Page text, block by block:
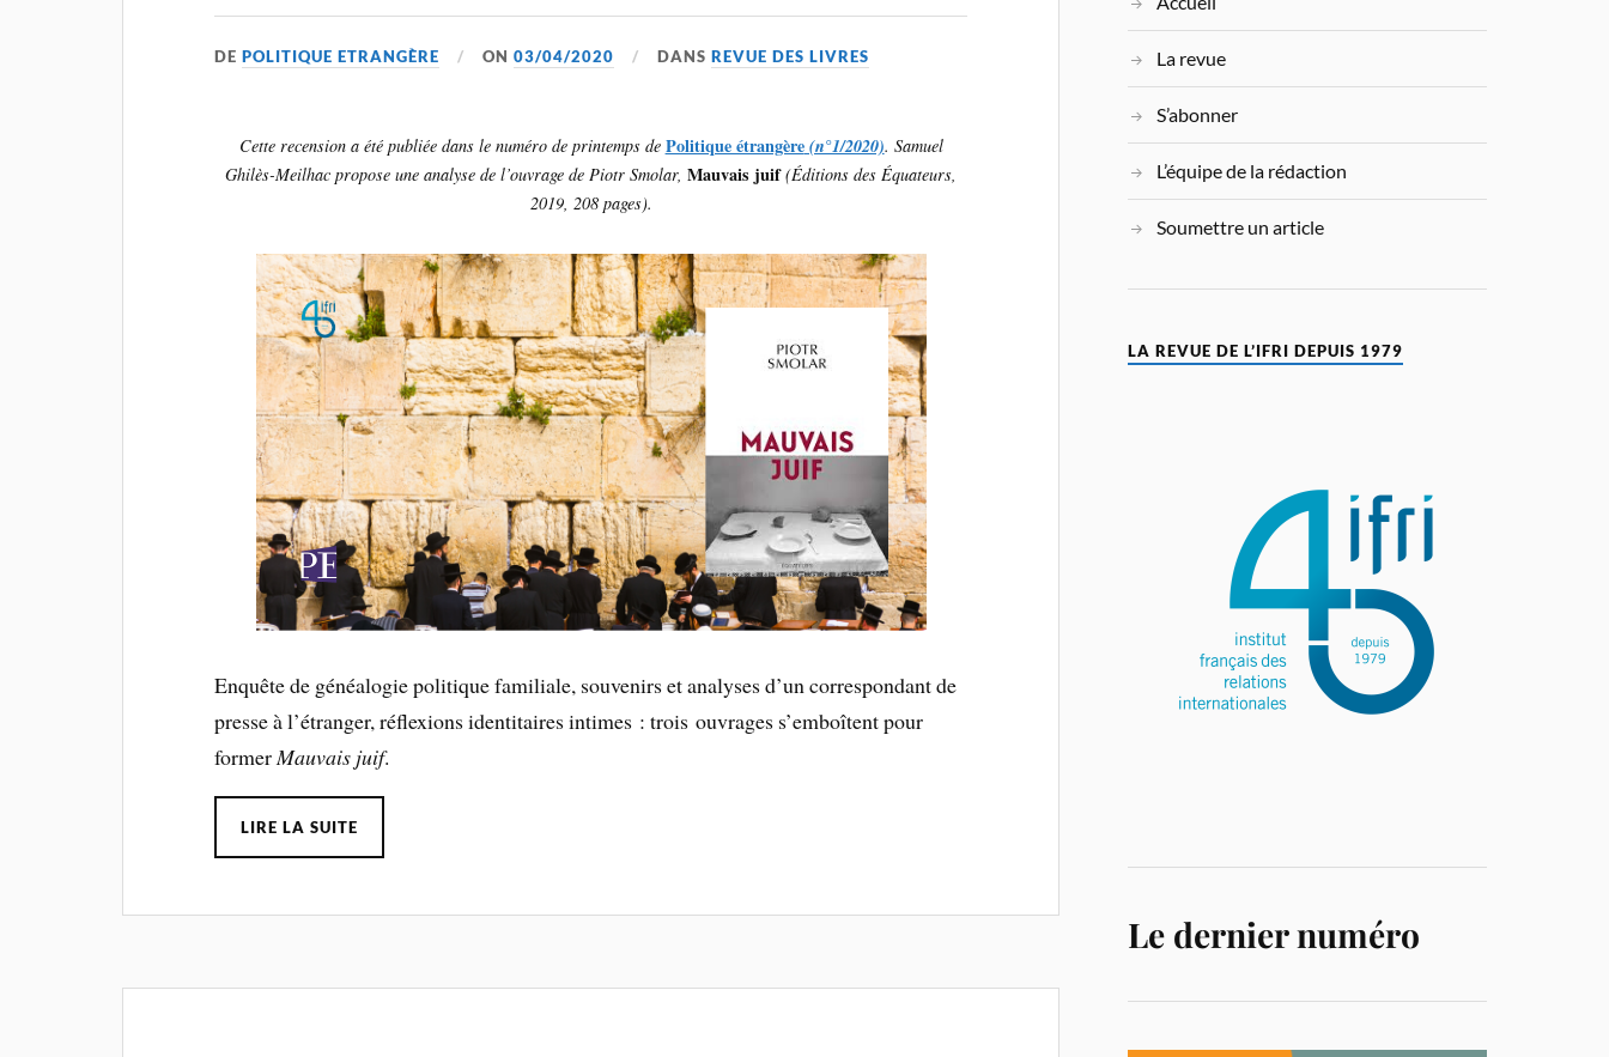
DEPOLITIQUE ETRANGÈRE ON03/04/2020 DANSREVUE DES LIVRES
Cette recension a été publiée dans le numéro de printemps de Politique étrangère(n°1/2020). Samuel
Ghilès-Meilhac propose une analyse de l’ouvrage de Piotr Smolar,Mauvais juif(Éditions des Équateurs,
2019, 208 pages).
Enquête de généalogie politique familiale, souvenirs et analyses d’un correspondant de
presse à l’étranger, réflexions identitaires intimes : trois ouvrages s’emboîtent pour
formerMauvais juif.
LIRE LA SUITE
La revue
S’abonner
L’équipe de la rédaction
Soumettre un article
LA REVUE DE L’IFRI DEPUIS 1979
Le dernier numéro